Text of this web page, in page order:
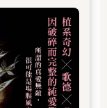
起來再說吧。
些東西了。
伸展著痠痛的腰
十個。
有些人偶在日曬雨